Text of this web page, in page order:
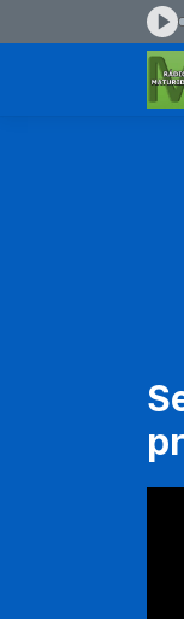
Tocando